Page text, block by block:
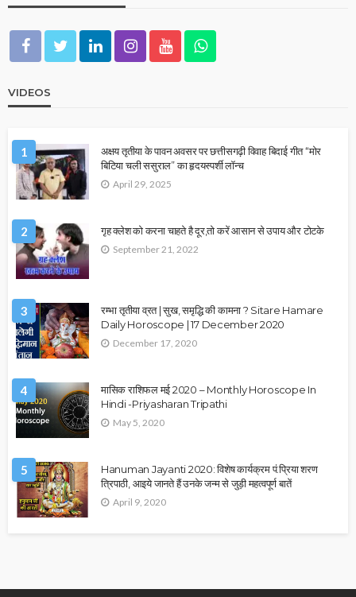
VIDEOS
1
अक्षय तृतीया के पावन अवसर पर छत्तीसगढ़ी विवाह बिदाई गीत “मोर
बिटिया चली ससुराल” का हृदयस्पर्शी लॉन्च
April 29, 2025
2 गृह क्लेश को करना चाहते है दूर,तो करें आसान से उपाय और टोटके
September 21, 2022
3
रम्भा तृतीया व्रत | सुख, समृद्धि की कामना ? Sitare Hamare
Daily Horoscope | 17 December 2020
December 17, 2020
4
मासिक राशिफल मई 2020 – Monthly Horoscope In
Hindi -Priyasharan Tripathi
May 5, 2020
5
Hanuman Jayanti 2020: विशेष कार्यक्रम पं.प्रिया शरण
त्रिपाठी, आइये जानते हैं उनके जन्म से जुड़ी महत्वपूर्ण बातें
April 9, 2020